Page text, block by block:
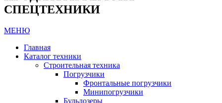
СПЕЦТЕХНИКИ
МЕНЮ
Главная
Каталог техники
Строительная техника
Погрузчики
Фронтальные погрузчики
Минипогрузчики
Бульдозеры